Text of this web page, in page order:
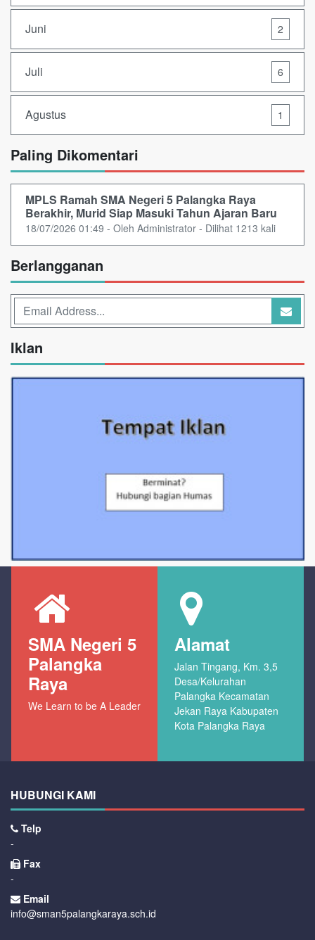
Juni 2
Juli 6
Agustus 1
Paling Dikomentari
MPLS Ramah SMA Negeri 5 Palangka Raya
Berakhir, Murid Siap Masuki Tahun Ajaran Baru
18/07/2026 01:49 - Oleh Administrator - Dilihat 1213 kali
Berlangganan
Iklan
SMA Negeri 5
Palangka
Raya
We Learn to be A Leader
Alamat
Jalan Tingang, Km. 3,5
Desa/Kelurahan
Palangka Kecamatan
Jekan Raya Kabupaten
Kota Palangka Raya
HUBUNGI KAMI
Telp
-
Fax
-
Email
info@sman5palangkaraya.sch.id